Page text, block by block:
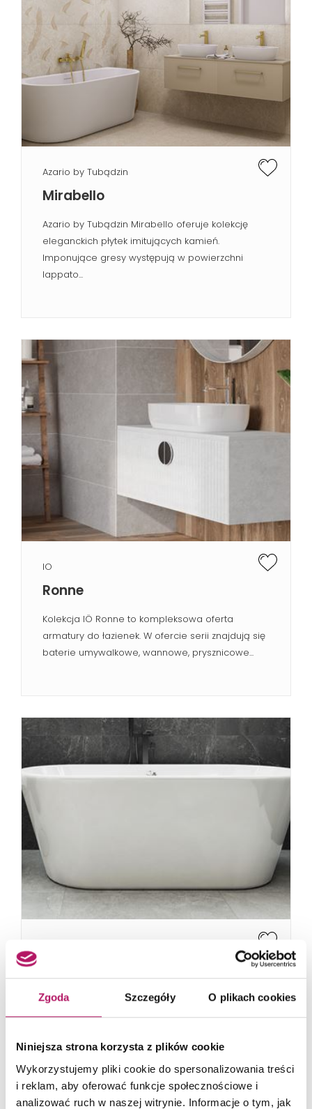
Zgoda Szczegóły O plikach cookies
Niniejsza strona korzysta z plików cookie
Wykorzystujemy pliki cookie do spersonalizowania treści
i reklam, aby oferować funkcje społecznościowe i
analizować ruch w naszej witrynie. Informacje o tym, jak
Azario by Tubądzin
Mirabello
Azario by Tubądzin Mirabello oferuje kolekcję
eleganckich płytek imitujących kamień.
Imponujące gresy występują w powierzchni
lappato...
IO
Ronne
Kolekcja IÖ Ronne to kompleksowa oferta
armatury do łazienek. W ofercie serii znajdują się
baterie umywalkowe, wannowe, prysznicowe...
Wanna przyścienna Sula jest wykonana z akrylu.
Wyróżnia ją miękko zaokrąglona, owalna forma i